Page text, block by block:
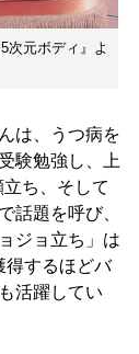
次元ボディ』よ
は、うつ病を
験勉強し、上
ち、そして
話題を呼び、
ジョ立ち」は
得するほどバ
活躍してい